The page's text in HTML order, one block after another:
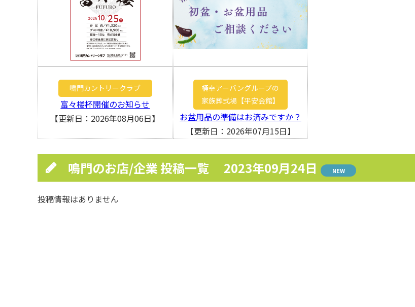
鳴門カントリークラブ
富々楼杯開催のお知らせ
【更新日：2026年08月06日】
桶幸アーバングループの
家族葬式場【平安会館】
お盆用品の準備はお済みですか？
【更新日：2026年07月15日】
鳴門のお店/企業 投稿一覧 2023年09月24日 NEW
投稿情報はありません